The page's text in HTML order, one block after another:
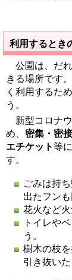
利用するとき
公園は、だ
きる場所です
く利用するた
う。
新型コロナ
め、 密集・密
エチケット等
す。
ごみは持
出たフンも
花火など火
トイレや
う。
樹木の枝
引き抜い